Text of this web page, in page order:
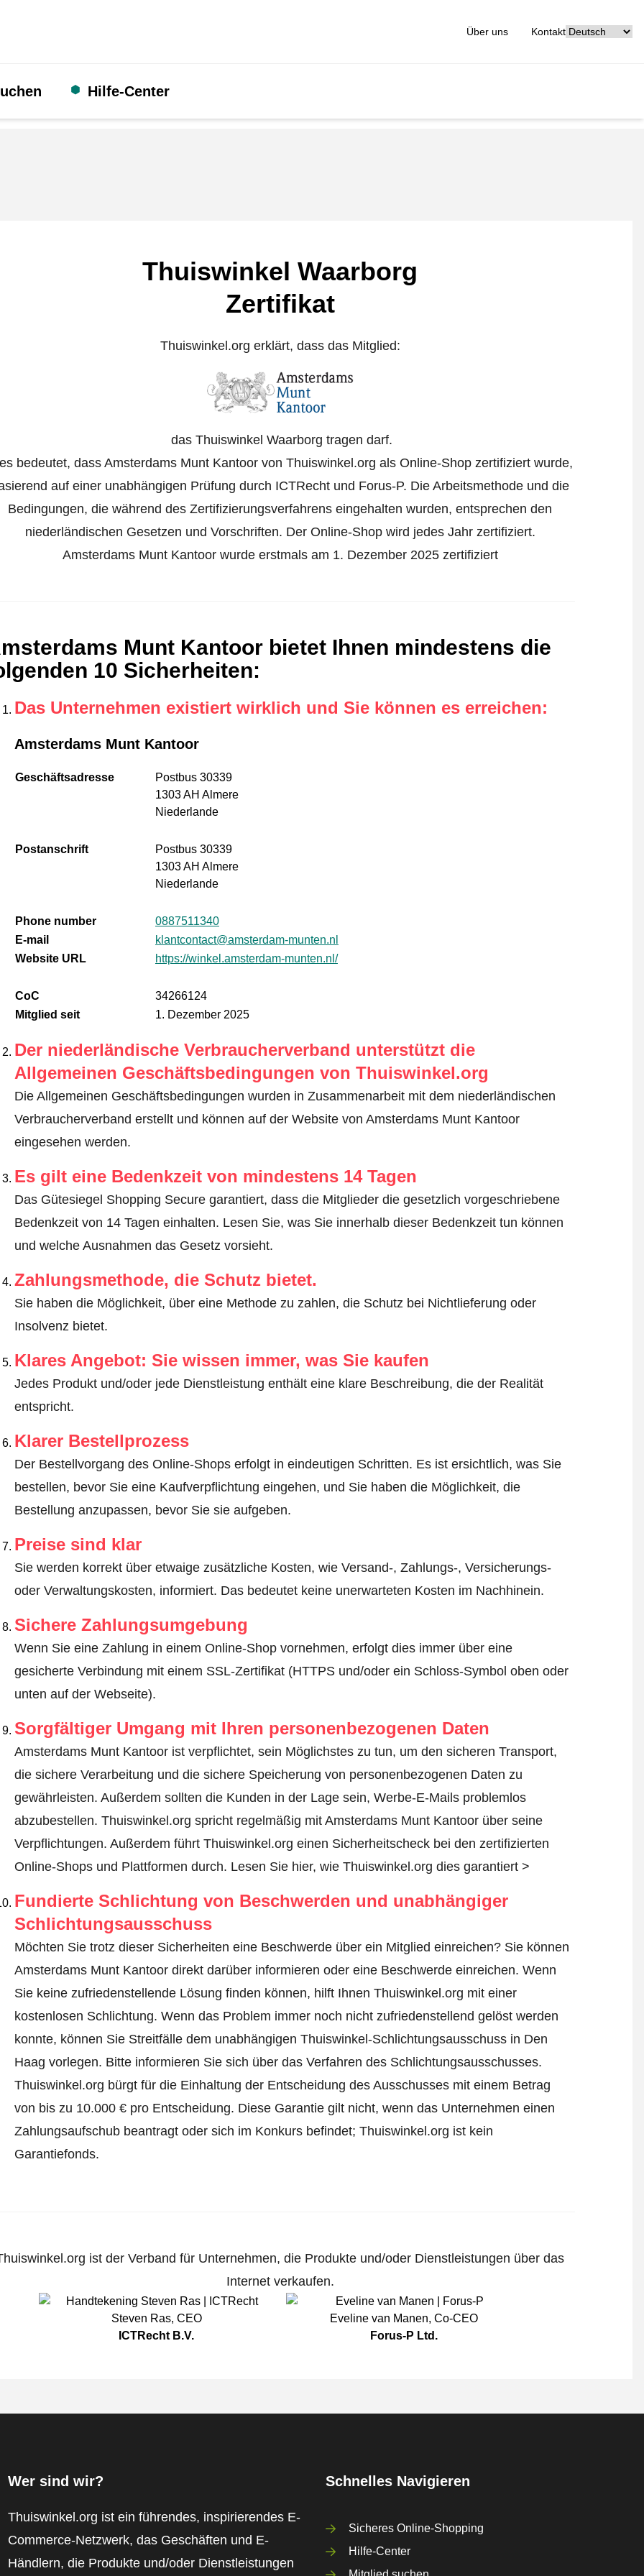
Über uns Kontakt
Hilfe-Center
Thuiswinkel Waarborg
Zertifikat
Thuiswinkel.org erklärt, dass das Mitglied:
das Thuiswinkel Waarborg tragen darf.
bedeutet, dass Amsterdams Munt Kantoor von Thuiswinkel.org als Online-Shop zertifiziert wurde,
auf einer unabhängigen Prüfung durch ICTRecht und Forus-P. Die Arbeitsmethode und die
Bedingungen, die während des Zertifizierungsverfahrens eingehalten wurden, entsprechen den
niederländischen Gesetzen und Vorschriften. Der Online-Shop wird jedes Jahr zertifiziert.
Amsterdams Munt Kantoor wurde erstmals am 1. Dezember 2025 zertifiziert
Munt Kantoor bietet Ihnen mindestens die
10 Sicherheiten:
Das Unternehmen existiert wirklich und Sie können es erreichen:
Amsterdams Munt Kantoor
Geschäftsadresse
Postbus 30339
1303 AH Almere
Niederlande
Postanschrift
Postbus 30339
1303 AH Almere
Niederlande
Phone number
0887511340
E-mail
klantcontact@amsterdam-munten.nl
Website URL
https://winkel.amsterdam-munten.nl/
CoC
34266124
Mitglied seit
1. Dezember 2025
Der niederländische Verbraucherverband unterstützt die
Allgemeinen Geschäftsbedingungen von Thuiswinkel.org
Die Allgemeinen Geschäftsbedingungen wurden in Zusammenarbeit mit dem niederländischen
Verbraucherverband erstellt und können auf der Website von Amsterdams Munt Kantoor
eingesehen werden.
Es gilt eine Bedenkzeit von mindestens 14 Tagen
Das Gütesiegel Shopping Secure garantiert, dass die Mitglieder die gesetzlich vorgeschriebene
Bedenkzeit von 14 Tagen einhalten. Lesen Sie, was Sie innerhalb dieser Bedenkzeit tun können
und welche Ausnahmen das Gesetz vorsieht.
Zahlungsmethode, die Schutz bietet.
Sie haben die Möglichkeit, über eine Methode zu zahlen, die Schutz bei Nichtlieferung oder
Insolvenz bietet.
Klares Angebot: Sie wissen immer, was Sie kaufen
Jedes Produkt und/oder jede Dienstleistung enthält eine klare Beschreibung, die der Realität
entspricht.
Klarer Bestellprozess
Der Bestellvorgang des Online-Shops erfolgt in eindeutigen Schritten. Es ist ersichtlich, was Sie
bestellen, bevor Sie eine Kaufverpflichtung eingehen, und Sie haben die Möglichkeit, die
Bestellung anzupassen, bevor Sie sie aufgeben.
Preise sind klar
Sie werden korrekt über etwaige zusätzliche Kosten, wie Versand-, Zahlungs-, Versicherungs-
oder Verwaltungskosten, informiert. Das bedeutet keine unerwarteten Kosten im Nachhinein.
Sichere Zahlungsumgebung
Wenn Sie eine Zahlung in einem Online-Shop vornehmen, erfolgt dies immer über eine
gesicherte Verbindung mit einem SSL-Zertifikat (HTTPS und/oder ein Schloss-Symbol oben oder
unten auf der Webseite).
Sorgfältiger Umgang mit Ihren personenbezogenen Daten
Amsterdams Munt Kantoor ist verpflichtet, sein Möglichstes zu tun, um den sicheren Transport,
die sichere Verarbeitung und die sichere Speicherung von personenbezogenen Daten zu
gewährleisten. Außerdem sollten die Kunden in der Lage sein, Werbe-E-Mails problemlos
abzubestellen. Thuiswinkel.org spricht regelmäßig mit Amsterdams Munt Kantoor über seine
Verpflichtungen. Außerdem führt Thuiswinkel.org einen Sicherheitscheck bei den zertifizierten
Online-Shops und Plattformen durch. Lesen Sie hier, wie Thuiswinkel.org dies garantiert >
Fundierte Schlichtung von Beschwerden und unabhängiger
Schlichtungsausschuss
Möchten Sie trotz dieser Sicherheiten eine Beschwerde über ein Mitglied einreichen? Sie können
Amsterdams Munt Kantoor direkt darüber informieren oder eine Beschwerde einreichen. Wenn
Sie keine zufriedenstellende Lösung finden können, hilft Ihnen Thuiswinkel.org mit einer
kostenlosen Schlichtung. Wenn das Problem immer noch nicht zufriedenstellend gelöst werden
konnte, können Sie Streitfälle dem unabhängigen Thuiswinkel-Schlichtungsausschuss in Den
Haag vorlegen. Bitte informieren Sie sich über das Verfahren des Schlichtungsausschusses.
Thuiswinkel.org bürgt für die Einhaltung der Entscheidung des Ausschusses mit einem Betrag
von bis zu 10.000 € pro Entscheidung. Diese Garantie gilt nicht, wenn das Unternehmen einen
Zahlungsaufschub beantragt oder sich im Konkurs befindet; Thuiswinkel.org ist kein
Garantiefonds.
ist der Verband für Unternehmen, die Produkte und/oder Dienstleistungen über das
Internet verkaufen.
Steven Ras, CEO
ICTRecht B.V.
Eveline van Manen, Co-CEO
Forus-P Ltd.
Wer sind wir?
Thuiswinkel.org ist ein führendes, inspirierendes E-
Commerce-Netzwerk, das Geschäften und E-
Händlern, die Produkte und/oder Dienstleistungen
Schnelles Navigieren
Sicheres Online-Shopping
Hilfe-Center